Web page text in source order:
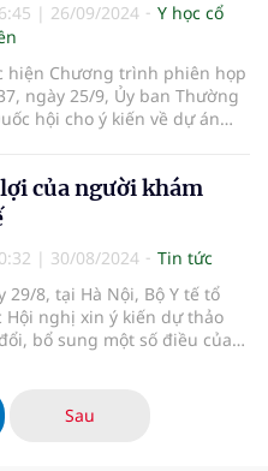
| 26/09/2024
Y học cổ
hiện Chương trình phiên họp
ngày 25/9, Ủy ban Thường
hội cho ý kiến về dự án
của người khám
| 30/08/2024
Tin tức
29/8, tại Hà Nội, Bộ Y tế tổ
Hội nghị xin ý kiến dự thảo
bổ sung một số điều của
Sau